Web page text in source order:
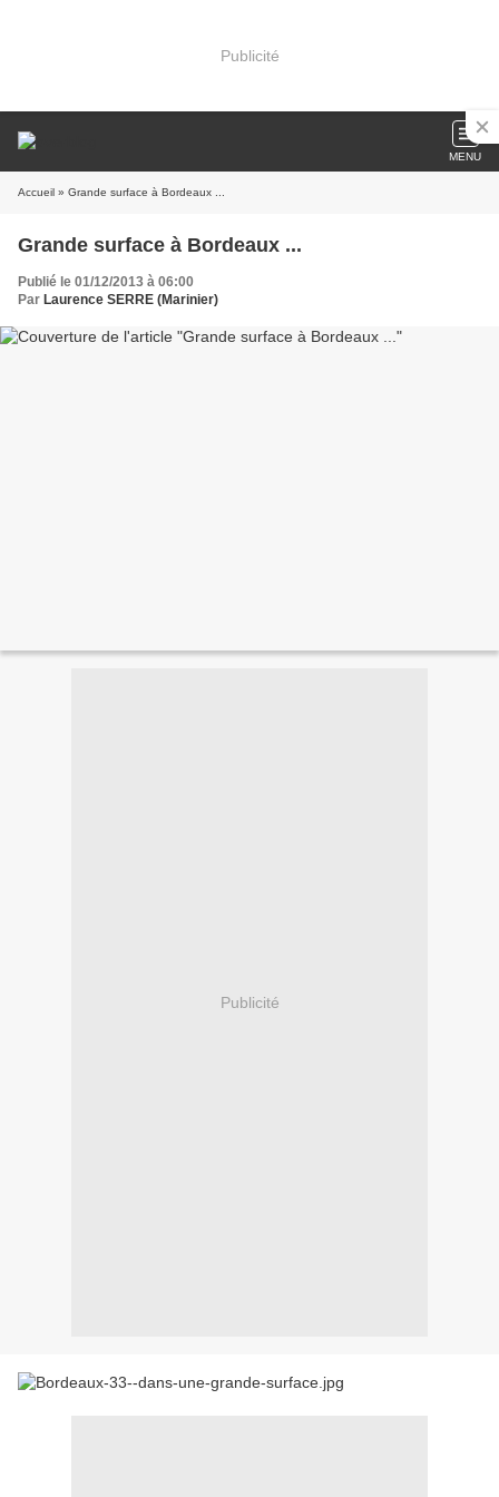
Publicité
MENU
Accueil » Grande surface à Bordeaux ...
Grande surface à Bordeaux ...
Publié le 01/12/2013 à 06:00
Par Laurence SERRE (Marinier)
Publicité